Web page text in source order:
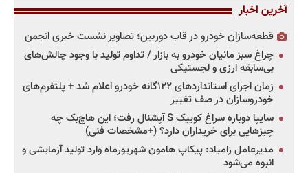
آخرین اخبار
قطعه‌سازان خودرو در قاب دوربین؛ تصاویر نشست خبری انجمن
چراغ سبز مانیان خودرو به بازار / تداوم تولید با وجود چالش‌های
بی‌سابقه ارزی و لجستیکی
زمان اجرای استانداردهای ۱۲۲گانه خودرو اعلام شد + پلتفرم‌های
خودروسازان در صف تغییر
سایپا دوباره سراغ کوییک S آپشنال رفت؛ این هاچ‌بک چه
چیزهایی برای خریداران دارد؟ (+مشخصات فنی)
مدیرعامل زامیاد: پیکاپ هامون شهریورماه وارد تولید آزمایشی و
انبوه می‌شود